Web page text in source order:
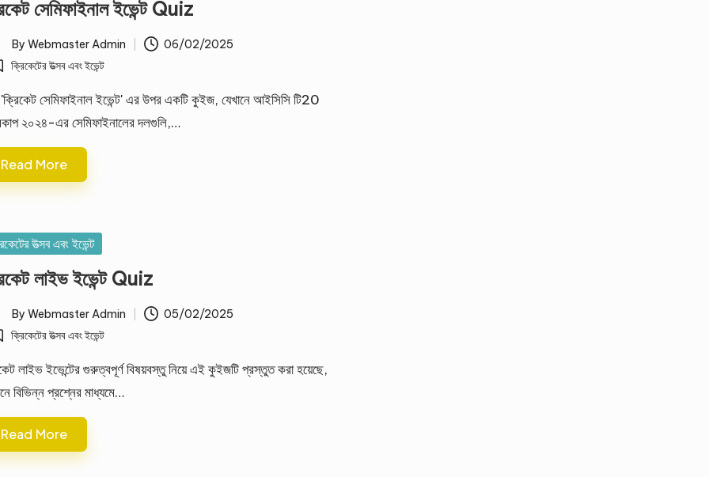
সেমিফাইনাল ইভেন্ট Quiz
By Webmaster Admin 06/02/2025
ক্রিকেটের উত্সব এবং ইভেন্ট
সেমিফাইনাল ইভেন্ট' এর উপর একটি কুইজ, যেখানে আইসিসি টি20
২০২৪-এর সেমিফাইনালের দলগুলি,…
Read More
উত্সব এবং ইভেন্ট
লাইভ ইভেন্ট Quiz
By Webmaster Admin 05/02/2025
ক্রিকেটের উত্সব এবং ইভেন্ট
লাইভ ইভেন্টের গুরুত্বপূর্ণ বিষয়বস্তু নিয়ে এই কুইজটি প্রস্তুত করা হয়েছে,
বিভিন্ন প্রশ্নের মাধ্যমে…
Read More